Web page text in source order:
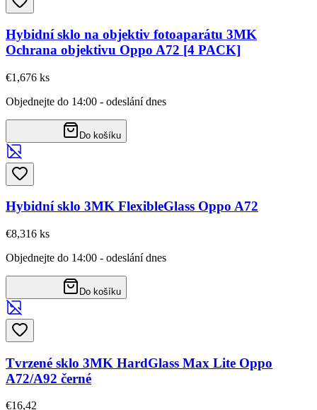
Hybidní sklo na objektiv fotoaparátu 3MK
Ochrana objektivu Oppo A72 [4 PACK]
€1,676 ks
Objednejte do 14:00 - odeslání dnes
Do košíku
Hybidní sklo 3MK FlexibleGlass Oppo A72
€8,316 ks
Objednejte do 14:00 - odeslání dnes
Do košíku
Tvrzené sklo 3MK HardGlass Max Lite Oppo
A72/A92 černé
€16,42